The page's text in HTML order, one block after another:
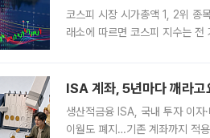
코스피 시장 시가총액 1, 2위 종
래소에 따르면 코스피 지수는
ISA 계좌, 5년마다 깨라
생산적금융 ISA, 국내 투자 이자
이월도 폐지…기존 계좌까지 적